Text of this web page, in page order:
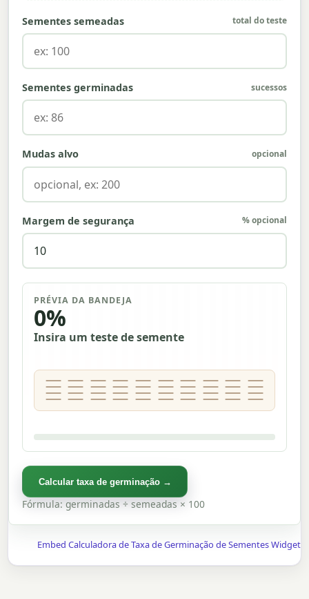
Sementes semeadas total do teste
Sementes germinadas sucessos
Mudas alvo opcional
Margem de segurança % opcional
PRÉVIA DA BANDEJA
0%
Insira um teste de semente
Calcular taxa de germinação →
Fórmula: germinadas ÷ semeadas × 100
Embed Calculadora de Taxa de Germinação de Sementes Widget